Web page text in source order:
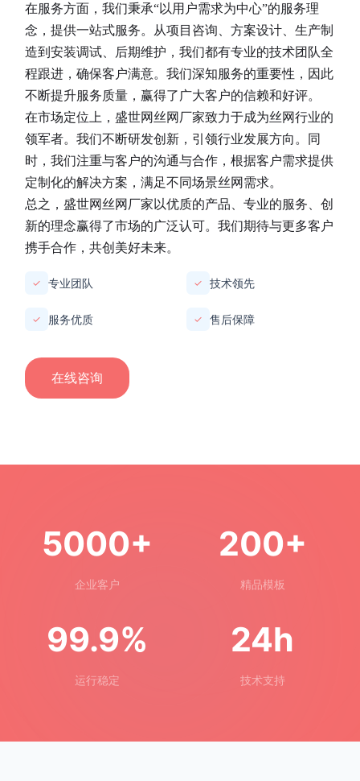
在服务方面，我们秉承“以用户需求为中心”的服务理
念，提供一站式服务。从项目咨询、方案设计、生产制
造到安装调试、后期维护，我们都有专业的技术团队全
程跟进，确保客户满意。我们深知服务的重要性，因此
不断提升服务质量，赢得了广大客户的信赖和好评。
在市场定位上， 盛世网丝网厂家致力于成为丝网行业的
领军者。我们不断研发创新，引领行业发展方向。同
时，我们注重与客户的沟通与合作，根据客户需求提供
定制化的解决方案，满足不同场景丝网需求。
总之， 盛世网丝网厂家以优质的产品、专业的服务、创
新的理念赢得了市场的广泛认可。我们期待与更多客户
携手合作，共创美好未来。
✓ 专业团队 ✓ 技术领先
✓ 服务优质 ✓ 售后保障
在线咨询
5000+
企业客户
200+
精品模板
99.9%
运行稳定
24h
技术支持